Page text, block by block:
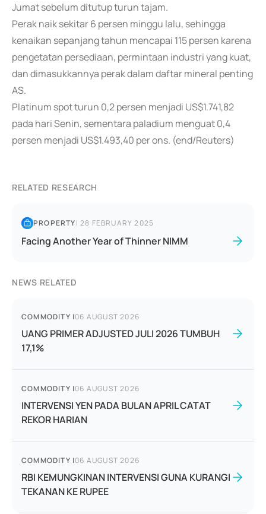
Jumat sebelum ditutup turun tajam.
Perak naik sekitar 6 persen minggu lalu, sehingga
kenaikan sepanjang tahun mencapai 115 persen karena
pengetatan persediaan, permintaan industri yang kuat,
dan dimasukkannya perak dalam daftar mineral penting
AS.
Platinum spot turun 0,2 persen menjadi US$1.741,82
pada hari Senin, sementara paladium menguat 0,4
persen menjadi US$1.493,40 per ons. (end/Reuters)
RELATED RESEARCH
PROPERTY|28 FEBRUARY 2025
Facing Another Year of Thinner NIMM
NEWS RELATED
COMMODITY |06 AUGUST 2026
UANG PRIMER ADJUSTED JULI 2026 TUMBUH
17,1%
COMMODITY |06 AUGUST 2026
INTERVENSI YEN PADA BULAN APRIL CATAT
REKOR HARIAN
COMMODITY |06 AUGUST 2026
RBI KEMUNGKINAN INTERVENSI GUNA KURANGI
TEKANAN KE RUPEE